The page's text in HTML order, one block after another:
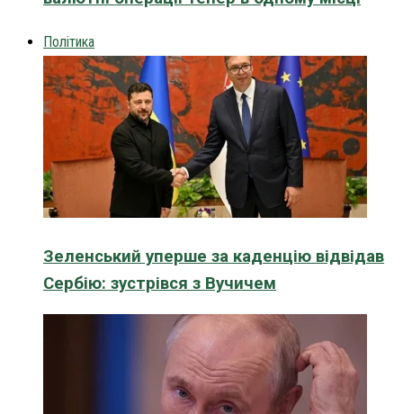
Політика
Зеленський уперше за каденцію відвідав
Сербію: зустрівся з Вучичем